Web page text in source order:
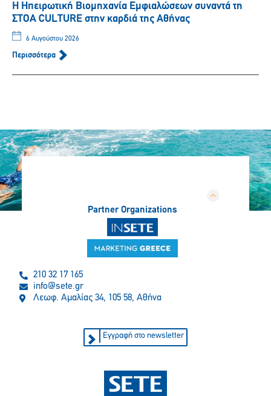
Η Ηπειρωτική Βιομηχανία Εμφιαλώσεων συναντά τη
ΣΤΟΑ CULTURE στην καρδιά της Αθήνας
6 Αυγούστου 2026
Περισσότερα
Partner Organizations
210 32 17 165
info@sete.gr
Λεωφ. Αμαλίας 34, 105 58, Αθήνα
Εγγραφή στο newsletter